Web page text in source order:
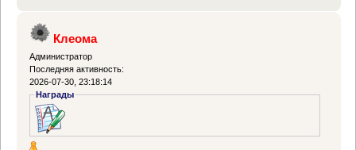
Клеома
Администратор
Последняя активность:
2026-07-30, 23:18:14
Награды